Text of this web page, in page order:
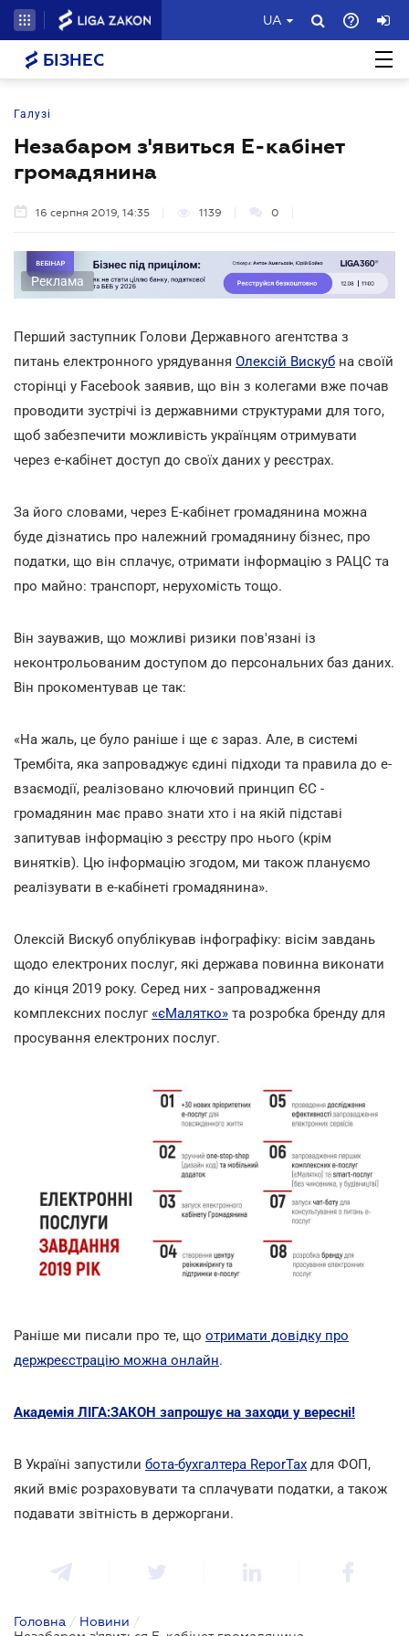
UA
БІЗНЕС
Галузі
Незабаром з'явиться Е-кабінет
громадянина
16 серпня 2019, 14:35 1139 0
Реклама
Перший заступник Голови Державного агентства з
питань електронного урядування Олексій Вискуб на своїй
сторінці у Facebook заявив, що він з колегами вже почав
проводити зустрічі із державними структурами для того,
щоб забезпечити можливість українцям отримувати
через е-кабінет доступ до своїх даних у реєстрах.
За його словами, через Е-кабінет громадянина можна
буде дізнатись про належний громадянину бізнес, про
податки, що він сплачує, отримати інформацію з РАЦС та
про майно: транспорт, нерухомість тощо.
Він зауважив, що можливі ризики пов'язані із
неконтрольованим доступом до персональних баз даних.
Він прокоментував це так:
«На жаль, це було раніше і ще є зараз. Але, в системі
Трембіта, яка запроваджує єдині підходи та правила до е-
взаємодії, реалізовано ключовий принцип ЄС -
громадянин має право знати хто і на якій підставі
запитував інформацію з реєстру про нього (крім
винятків). Цю інформацію згодом, ми також плануємо
реалізувати в е-кабінеті громадянина».
Олексій Вискуб опублікував інфографіку: вісім завдань
щодо електроних послуг, які держава повинна виконати
до кінця 2019 року. Серед них - запровадження
комплексних послуг «єМалятко» та розробка бренду для
просування електроних послуг.
Раніше ми писали про те, що отримати довідку про
держреєстрацію можна онлайн.
Академія ЛІГА:ЗАКОН запрошує на заходи у вересні!
В Україні запустили бота-бухгалтера ReporTax для ФОП,
який вміє розраховувати та сплачувати податки, а також
подавати звітність в держоргани.
Головна / Новини /